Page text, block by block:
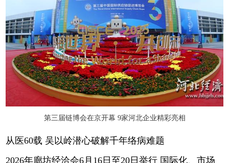
第三届链博会在京开幕 9家河北企业精彩亮相
从医60载 吴以岭潜心破解千年络病难题
2026年廊坊经洽会6月16日至20日举行 国际化、市场